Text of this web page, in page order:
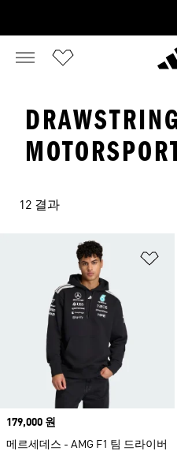
12 결과
Price
179,000 원
메르세데스 - AMG F1 팀 드라이버